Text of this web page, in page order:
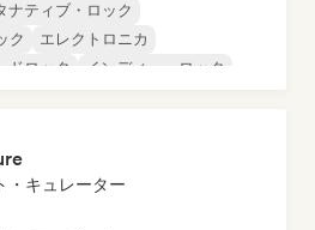
ナティブ・ロック
ク
エレクトロニカ
ドロック
インディー・ロック
・キュレーター